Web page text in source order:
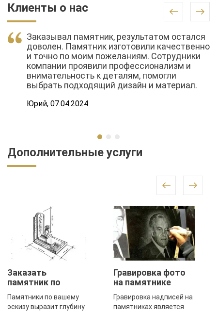
Клиенты о нас
Заказывал памятник, результатом остался
доволен. Памятник изготовили качественно
и точно по моим пожеланиям. Сотрудники
компании проявили профессионализм и
внимательность к деталям, помогли
выбрать подходящий дизайн и материал.
Юрий, 07.04.2024
Дополнительные услуги
Заказать
памятник по
эскизу
Памятники по вашему
эскизу выразит глубину
Гравировка фото
на памятнике
Гравировка надписей на
памятниках является